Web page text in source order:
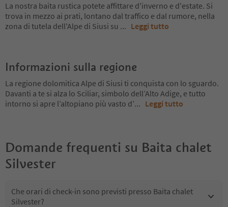
La nostra baita rustica potete affittare d'inverno e d'estate. Si
trova in mezzo ai prati, lontano dal traffico e dal rumore, nella
zona di tutela dell'Alpe di Siusi su ... Leggi tutto
Informazioni sulla regione
La regione dolomitica Alpe di Siusi ti conquista con lo sguardo.
Davanti a te si alza lo Sciliar, simbolo dell’Alto Adige, e tutto
intorno si apre l’altopiano più vasto d’... Leggi tutto
Domande frequenti su Baita chalet
Silvester
Che orari di check-in sono previsti presso Baita chalet
Silvester?